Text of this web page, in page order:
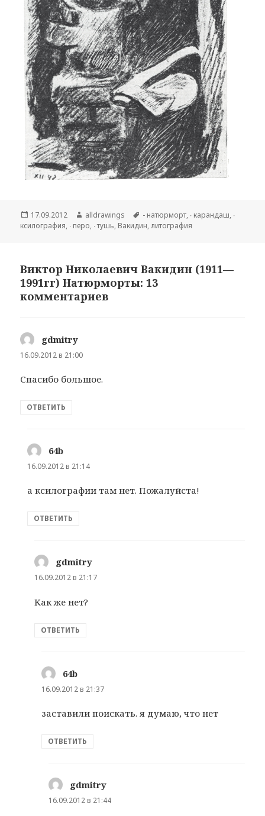
Опубликовано
17.09.2012 Автор
alldrawings Метки
- натюрморт, ∙ карандаш, ∙
ксилография, ∙ перо, ∙ тушь, Вакидин,литография
Виктор Николаевич Вакидин (1911—
1991гг) Натюрморты: 13
комментариев
gdmitry
16.09.2012 в 21:00
Спасибо большое.
ОТВЕТИТЬ
64b
16.09.2012 в 21:14
а ксилографии там нет. Пожалуйста!
ОТВЕТИТЬ
gdmitry
16.09.2012 в 21:17
Как же нет?
ОТВЕТИТЬ
64b
16.09.2012 в 21:37
заставили поискать. я думаю, что нет
ОТВЕТИТЬ
gdmitry
16.09.2012 в 21:44